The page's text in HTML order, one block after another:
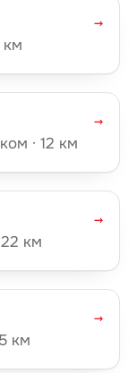
км
→
· 12 км
→
км
→
км
→